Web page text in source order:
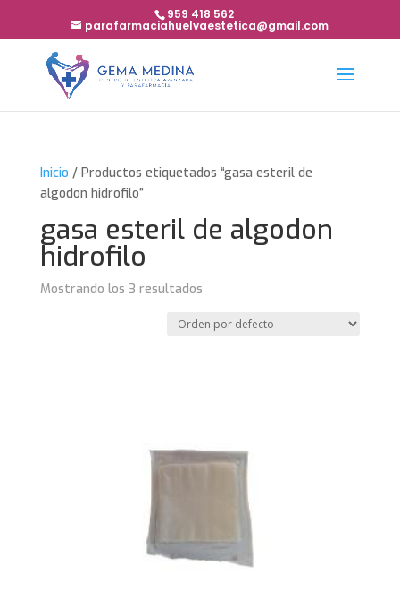
959 418 562
parafarmaciahuelvaestetica@gmail.com
Inicio / Productos etiquetados “gasa esteril de
algodon hidrofilo”
gasa esteril de algodon
hidrofilo
Mostrando los 3 resultados